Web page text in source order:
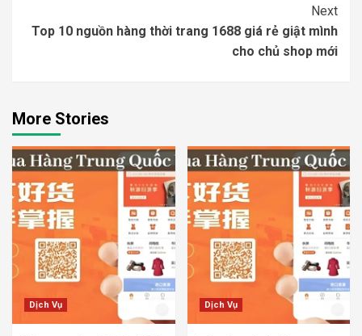
Next
Top 10 nguồn hàng thời trang 1688 giá rẻ giật mình
cho chủ shop mới
More Stories
Dịch Vụ Dịch Vụ